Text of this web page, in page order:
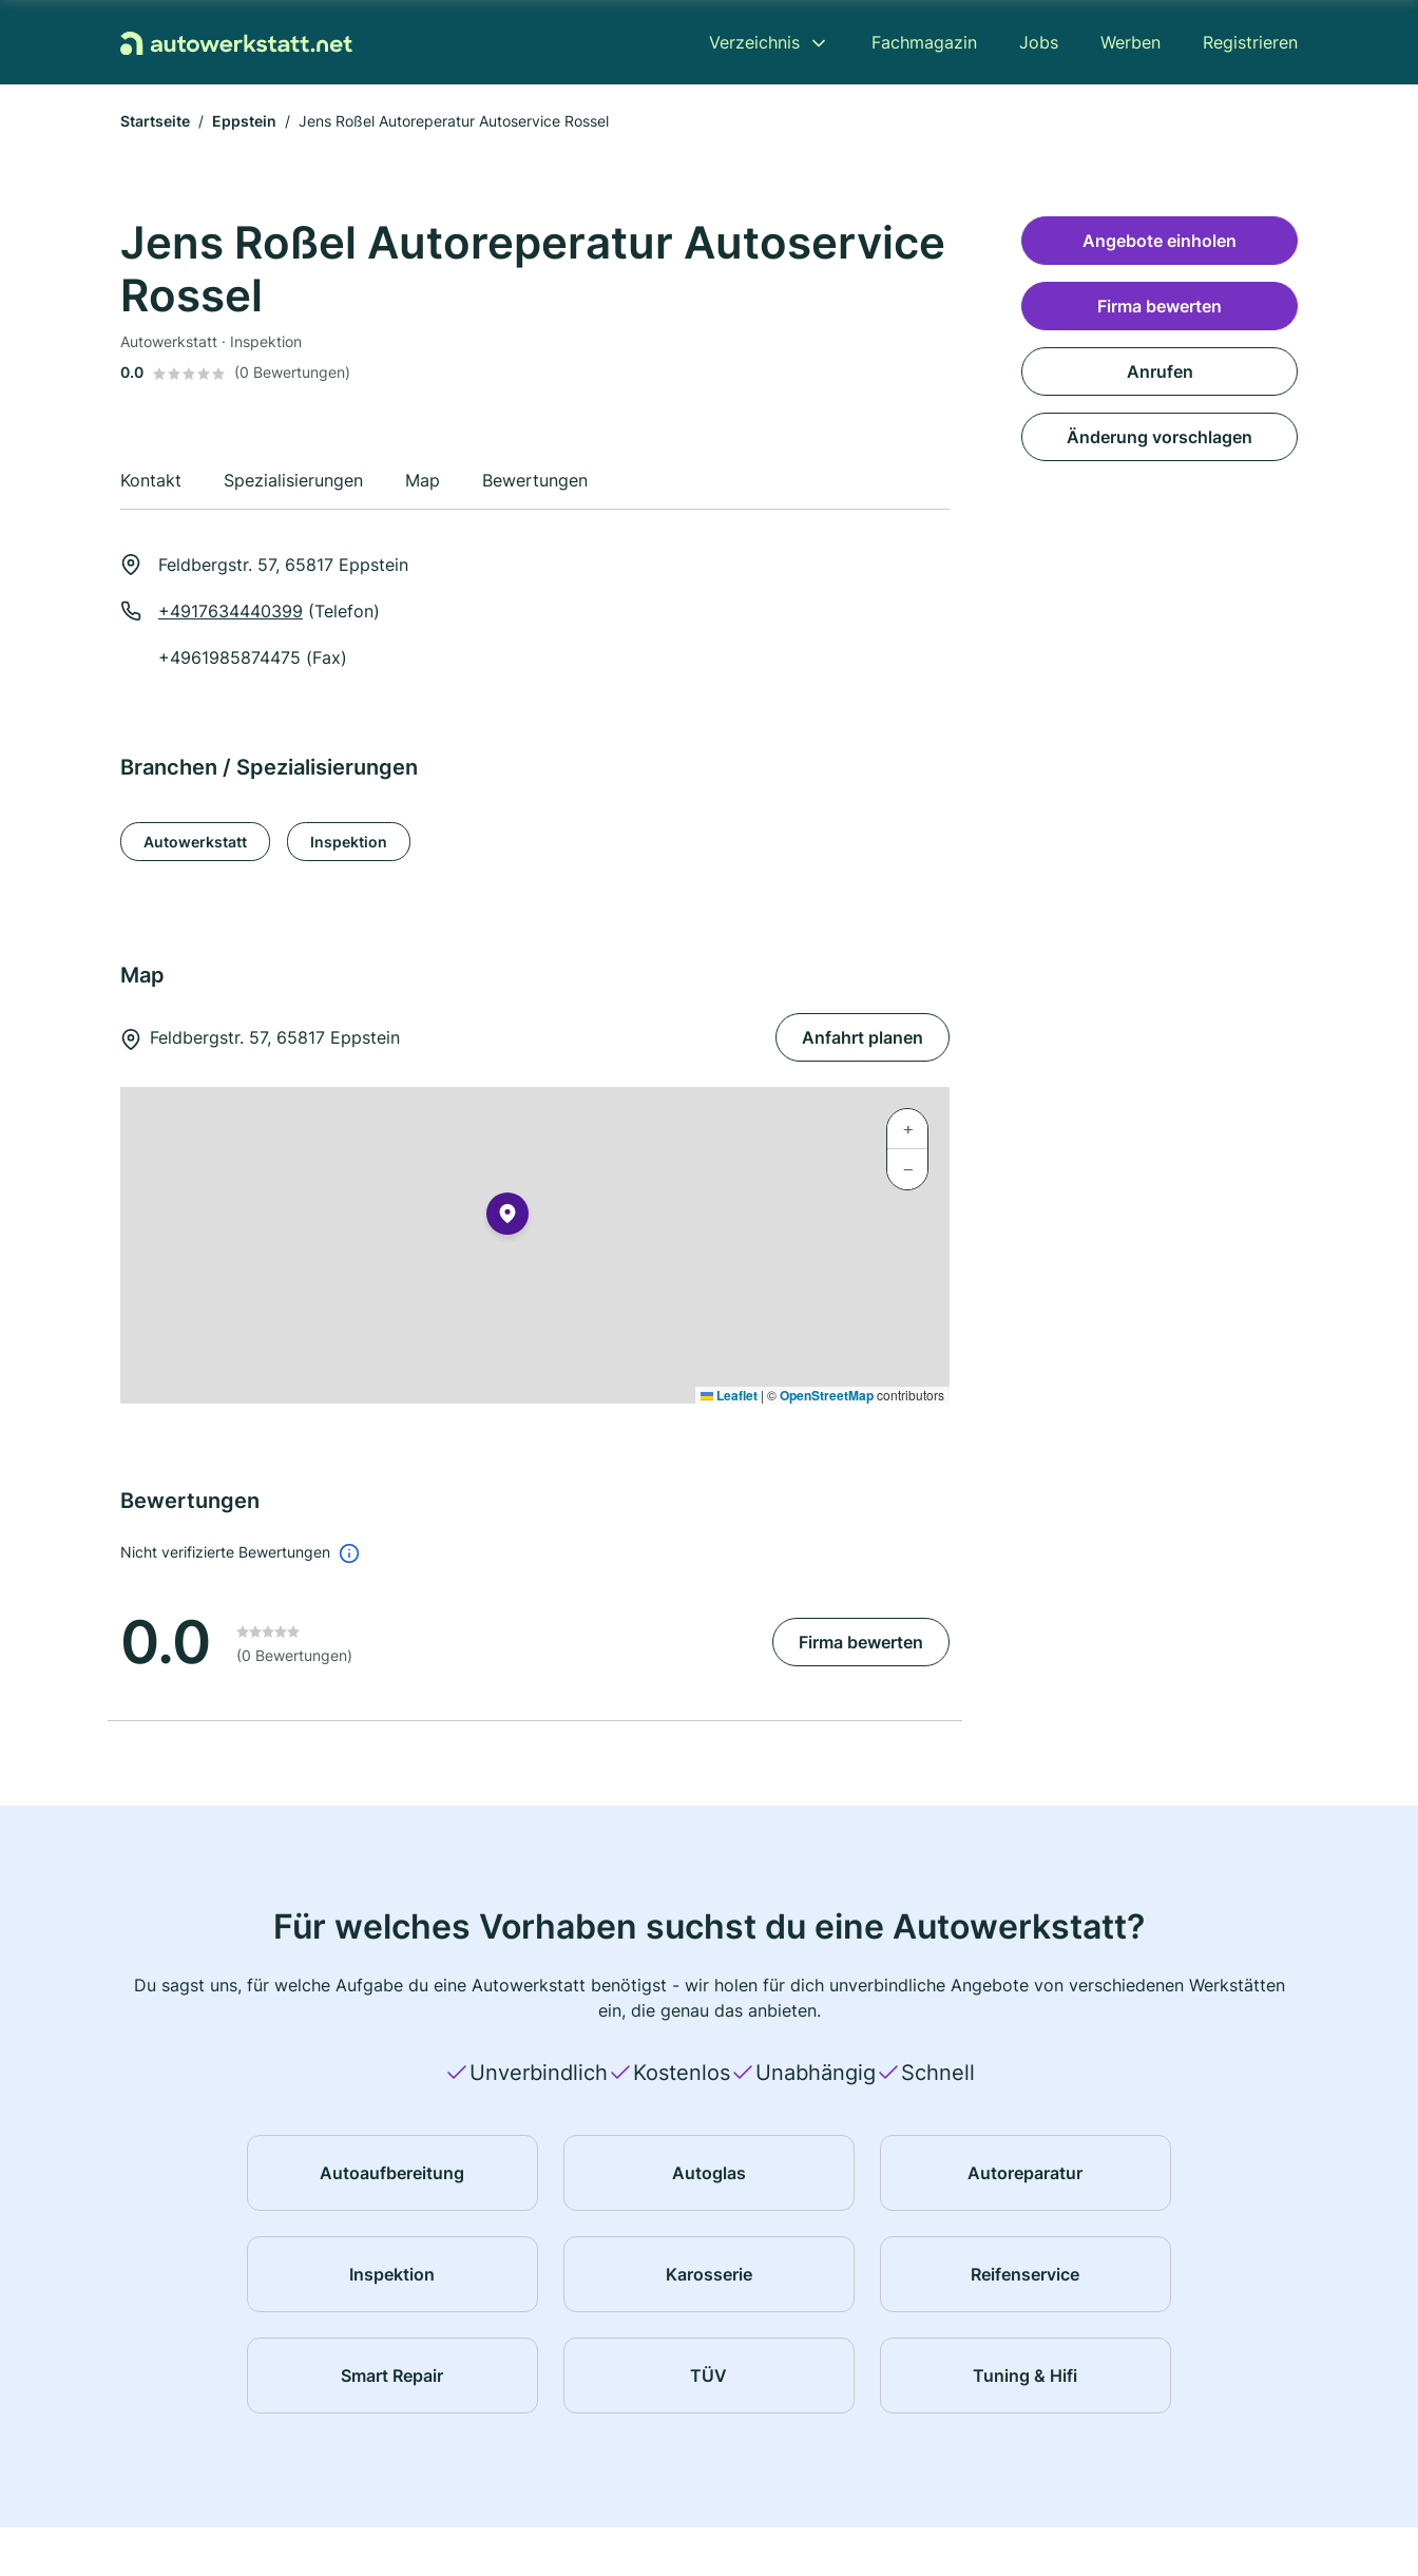
Verzeichnis Fachmagazin Jobs Werben Registrieren
Startseite Eppstein Jens Roßel Autoreperatur Autoservice Rossel
Jens Roßel Autoreperatur Autoservice
Rossel
Autowerkstatt · Inspektion
0.0
(0 Bewertungen)
Kontakt Spezialisierungen Map Bewertungen
Feldbergstr. 57, 65817 Eppstein
+4917634440399 (Telefon)
+4961985874475 (Fax)
Branchen / Spezialisierungen
Autowerkstatt Inspektion
Map
Feldbergstr. 57, 65817 Eppstein Anfahrt planen
+
−
Leaflet | ©OpenStreetMapcontributors
Bewertungen
Nicht verifizierte Bewertungen
0.0 (0 Bewertungen)
Firma bewerten
Angebote einholen
Firma bewerten
Anrufen
Änderung vorschlagen
Für welches Vorhaben suchst du eine Autowerkstatt?
Du sagst uns, für welche Aufgabe du eine Autowerkstatt benötigst - wir holen für dich unverbindliche Angebote von verschiedenen Werkstätten
ein, die genau das anbieten.
Unverbindlich Kostenlos Unabhängig Schnell
Autoaufbereitung Autoglas Autoreparatur
Inspektion Karosserie Reifenservice
Smart Repair TÜV Tuning & Hifi